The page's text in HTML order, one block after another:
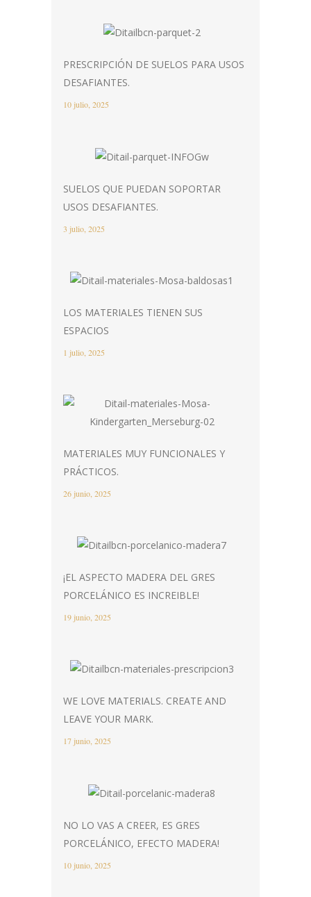
PRESCRIPCIÓN DE SUELOS PARA USOS
DESAFIANTES.
10 julio, 2025
SUELOS QUE PUEDAN SOPORTAR
USOS DESAFIANTES.
3 julio, 2025
LOS MATERIALES TIENEN SUS
ESPACIOS
1 julio, 2025
MATERIALES MUY FUNCIONALES Y
PRÁCTICOS.
26 junio, 2025
¡EL ASPECTO MADERA DEL GRES
PORCELÁNICO ES INCREIBLE!
19 junio, 2025
WE LOVE MATERIALS. CREATE AND
LEAVE YOUR MARK.
17 junio, 2025
NO LO VAS A CREER, ES GRES
PORCELÁNICO, EFECTO MADERA!
10 junio, 2025